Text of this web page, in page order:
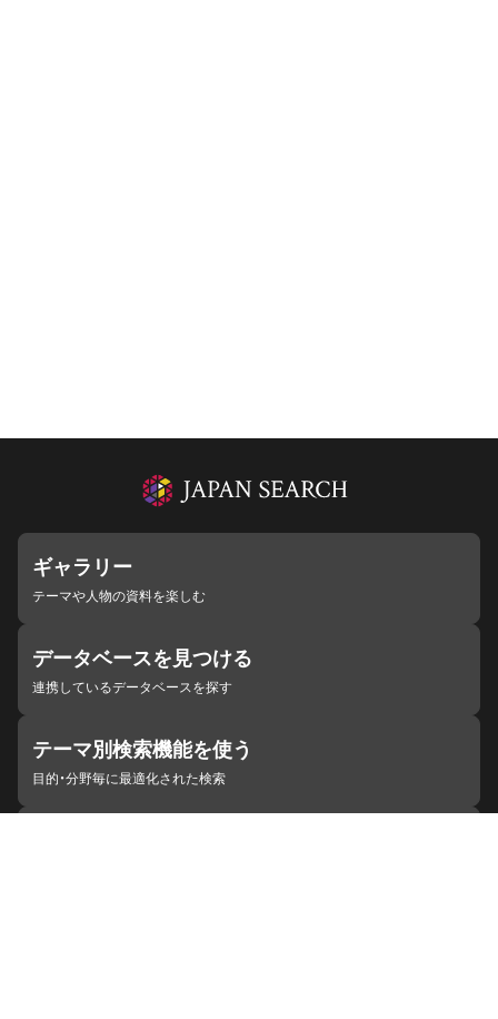
ギャラリー
テーマや人物の資料を楽しむ
データベースを見つける
連携しているデータベースを探す
テーマ別検索機能を使う
目的・分野毎に最適化された検索